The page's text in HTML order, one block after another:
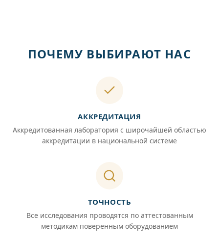
ПОЧЕМУ ВЫБИРАЮТ НАС
АККРЕДИТАЦИЯ
Аккредитованная лаборатория с широчайшей областью
аккредитации в национальной системе
ТОЧНОСТЬ
Все исследования проводятся по аттестованным
методикам поверенным оборудованием